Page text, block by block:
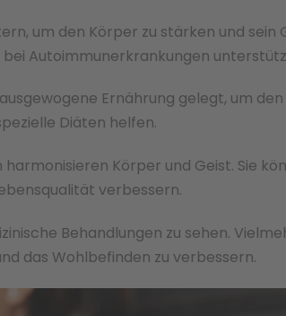
um den Körper zu stärken und
Autoimmunerkrankungen
Ernährung gelegt, um
Diäten helfen.
Körper und Geist. Sie
verbessern.
Behandlungen zu sehen.
das Wohlbefinden zu verbessern.